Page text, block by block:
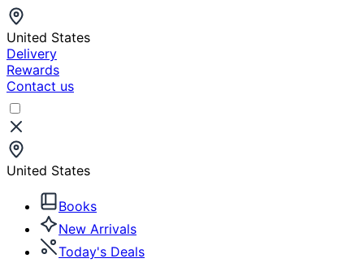
United States
Delivery
Rewards
Contact us
United States
Books
New Arrivals
Today's Deals